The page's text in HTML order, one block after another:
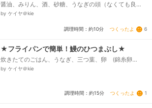
醤油、みりん、酒、砂糖、うなぎの頭（なくても良
い）
by ケイヤ＠kie
調理時間：約10分 つくったよ 6
★フライパンで簡単！鰻のひつまぶし★
炊きたてのごはん、うなぎ、三つ葉、卵 (錦糸卵
用）、うなぎのタレ（下にレシピあり）、酒、醤油、
by ケイヤ＠kie
調理時間：約15分 つくったよ 1